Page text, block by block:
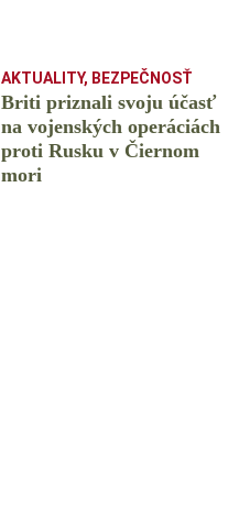
AKTUALITY, BEZPEČNOSŤ
Briti priznali svoju účasť
na vojenských operáciách
proti Rusku v Čiernom
mori